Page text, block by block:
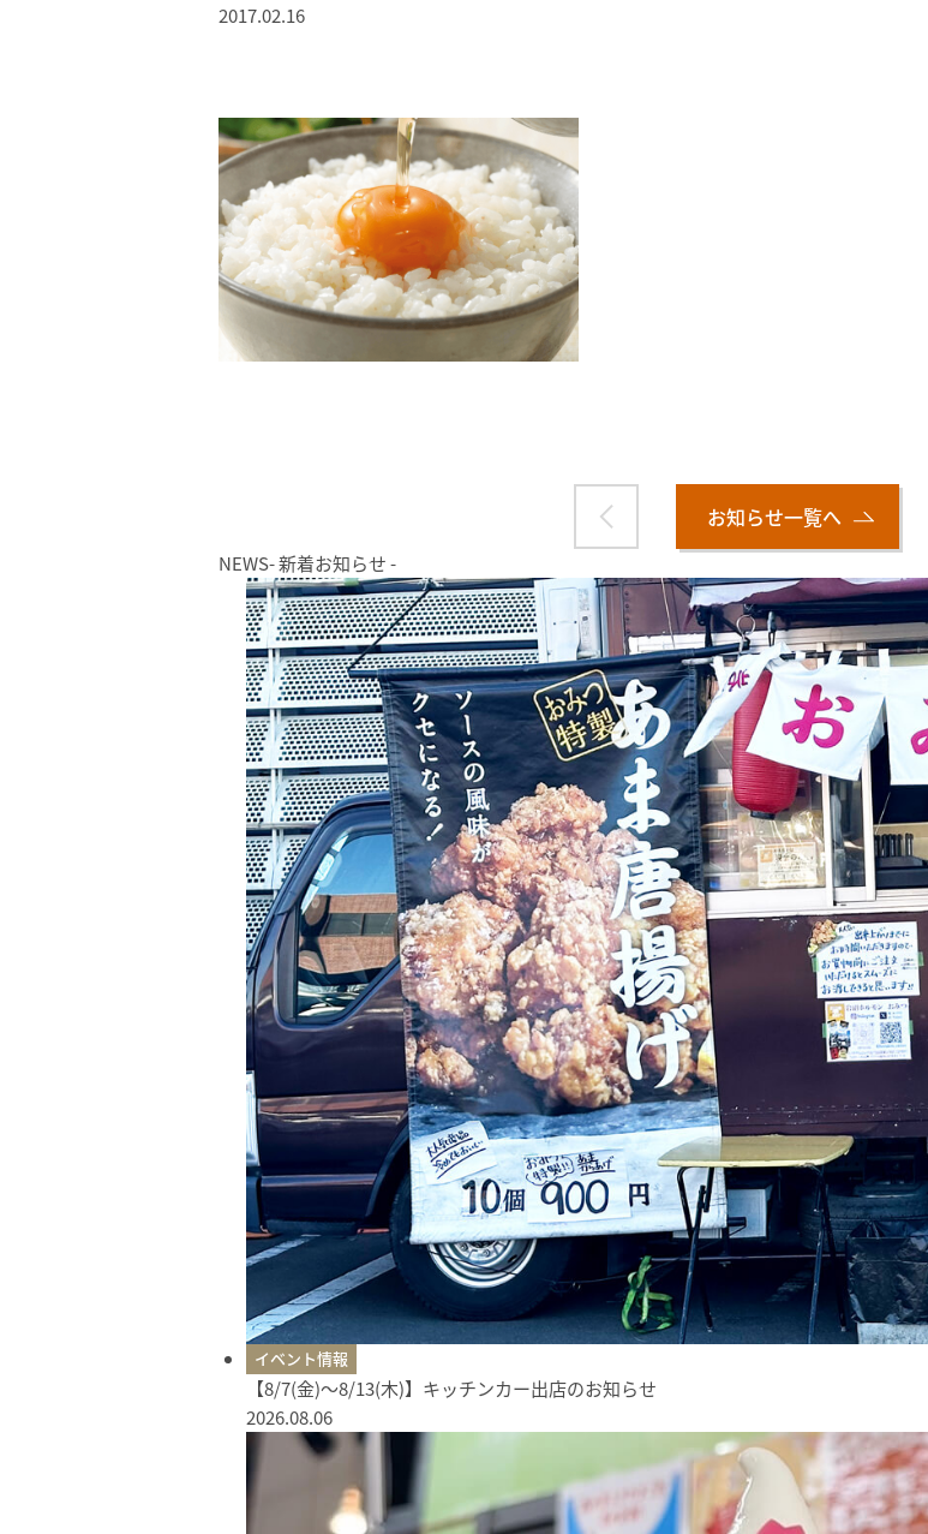
2017.02.16
お知らせ一覧へ
NEWS- 新着お知らせ -
イベント情報
【8/7(金)〜8/13(木)】キッチンカー出店のお知らせ
2026.08.06